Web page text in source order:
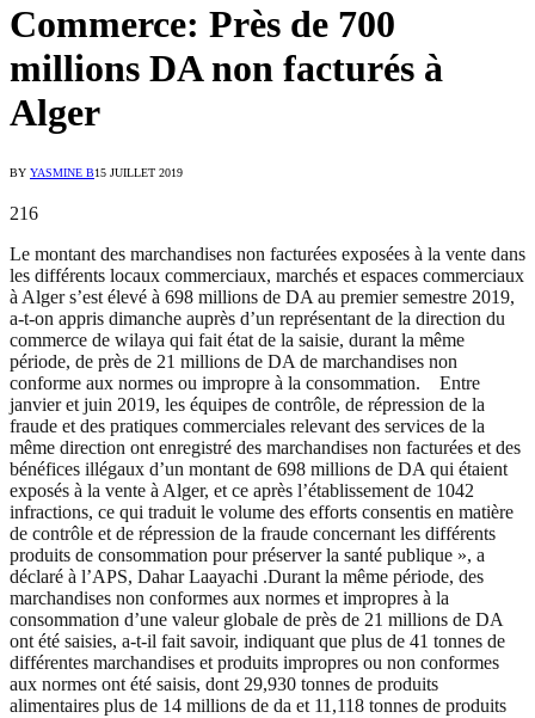
Commerce: Près de 700
millions DA non facturés à
Alger
BY YASMINE B15 JUILLET 2019
216
Le montant des marchandises non facturées exposées à la vente dans
les différents locaux commerciaux, marchés et espaces commerciaux
à Alger s’est élevé à 698 millions de DA au premier semestre 2019,
a-t-on appris dimanche auprès d’un représentant de la direction du
commerce de wilaya qui fait état de la saisie, durant la même
période, de près de 21 millions de DA de marchandises non
conforme aux normes ou impropre à la consommation. Entre
janvier et juin 2019, les équipes de contrôle, de répression de la
fraude et des pratiques commerciales relevant des services de la
même direction ont enregistré des marchandises non facturées et des
bénéfices illégaux d’un montant de 698 millions de DA qui étaient
exposés à la vente à Alger, et ce après l’établissement de 1042
infractions, ce qui traduit le volume des efforts consentis en matière
de contrôle et de répression de la fraude concernant les différents
produits de consommation pour préserver la santé publique », a
déclaré à l’APS, Dahar Laayachi .Durant la même période, des
marchandises non conformes aux normes et impropres à la
consommation d’une valeur globale de près de 21 millions de DA
ont été saisies, a-t-il fait savoir, indiquant que plus de 41 tonnes de
différentes marchandises et produits impropres ou non conformes
aux normes ont été saisis, dont 29,930 tonnes de produits
alimentaires plus de 14 millions de da et 11,118 tonnes de produits